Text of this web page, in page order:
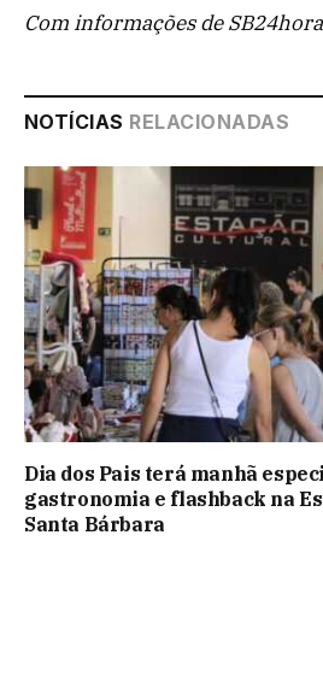
Com informações de
NOTÍCIAS RELACIONADAS
Dia dos Pais terá manhã
gastronomia e flashback na
Santa Bárbara